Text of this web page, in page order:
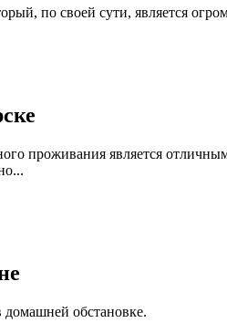
по своей сути, является
проживания является
обстановке.